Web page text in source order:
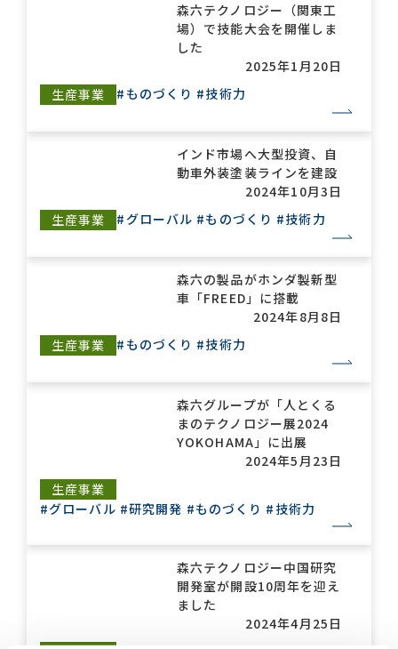
森六テクノロジー（関東工
場）で技能大会を開催しま
した
2025年1月20日
生産事業
#ものづくり #技術力
インド市場へ大型投資、自
動車外装塗装ラインを建設
2024年10月3日
生産事業
#グローバル #ものづくり #技術力
森六の製品がホンダ製新型
車「FREED」に搭載
2024年8月8日
生産事業
#ものづくり #技術力
森六グループが「人とくる
まのテクノロジー展2024
YOKOHAMA」に出展
2024年5月23日
生産事業
#グローバル #研究開発 #ものづくり #技術力
森六テクノロジー中国研究
開発室が開設10周年を迎え
ました
2024年4月25日